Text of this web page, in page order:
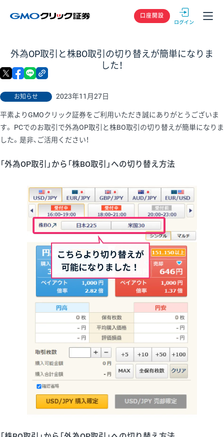
GMOクリック
口座開設
外為OP取引と株BO取引の切り替えが簡単になりま
した！
お知らせ 2023年11月27日
X facebook
平素よりGMOクリック証券をご利用いただき誠にありがとうございま
す。 PCでのお取引で外為OP取引と株BO取引の切り替えが簡単になりま
した。是非、ご活用ください！
「外為OP取引」から「株BO取引」への切り替え方法